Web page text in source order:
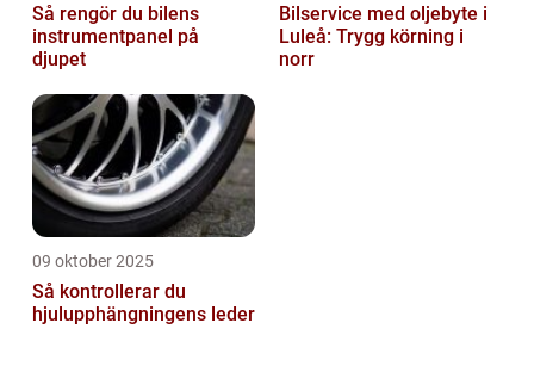
Så rengör du bilens
instrumentpanel på
djupet
Bilservice med oljebyte i
Luleå: Trygg körning i
norr
09 oktober 2025
Så kontrollerar du
hjulupphängningens leder